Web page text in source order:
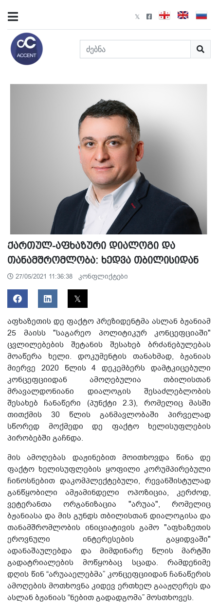
ქართულ-აფხაზური დიალოგი და
თანამშრომლობა: ხედვა თბილისიდან
27/05/2021 11:36:38 კონფლიქტები
აფხაზეთის დე ფაქტო პრეზიდენტმა ასლან ბჟანიამ
25 მაისს "საგარეო პოლიტიკურ კონცეფციაში"
ცვლილებების შეტანის შესახებ ბრძანებულებას
მოაწერა ხელი. დოკუმენტის თანახმად, ბჟანიას
მიერვე 2020 წლის 4 დეკემბერს დამტკიცებული
კონცეფციიდან ამოღებულია თბილისთან
მრავალდონიანი დიალოგის შესაძლებლობის
შესახებ ჩანაწერი (პუნქტი 2.3), რომელიც მასში
თითქმის 30 წლის განმავლობაში პირველად
სწორედ მოქმედი დე ფაქტო ხელისუფლების
პირობებში გაჩნდა.
მის ამოღებას დაჟინებით მოითხოვდა წინა დე
ფაქტო ხელისუფლების ყოფილი კორუმპირებული
ჩინოსნებით დაკომპლექტებული, რევანშისტულად
განწყობილი ამჟამინდელი ოპოზიცია, კერძოდ,
ვეტერანთა ორგანიზაცია "არუაა", რომელიც
ბჟანიასა და მის გუნდს თბილისთან დიალოგისა და
თანამშრომლობის ინიციატივის გამო "აფხაზეთის
ეროვნული ინტერესების გაყიდვაში"
ადანაშაულებდა და მიმდინარე წლის მარტში
გადატრიალების მოწყობაც სცადა. რამდენიმე
დღის წინ “არუააელებმა” კონცეფციიდან ჩანაწერის
ამოღების მოთხოვნა კიდევ ერთხელ გააჟღერეს და
ასლან ბჟანიას “ნებით გადადგომა” მოსთხოვეს.